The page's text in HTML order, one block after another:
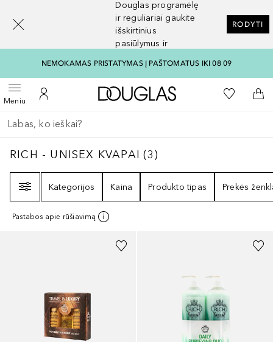
Douglas programėlę
ir reguliariai gaukite
išskirtinius
pasiūlymus ir
RODYTI
NEMOKAMAS PRISTATYMAS Į PAŠTOMATUS IKI 08 09
MeniuAtidaryti meniuĮ mano paskyrą
Į Douglas pagrindinį
Į mano
Į
Grįžk atgal
Vykdykite paiešką
RICH - UNISEX KVAPAI3
RICH - UNISEX KVAPAI (3)
Kategorijos
Kaina Produkto tipas Prekės
Pastabos apie rūšiavimą
[navigation.slideout.screenreader]